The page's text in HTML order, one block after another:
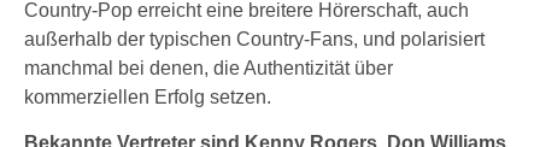
Country-Pop erreicht eine breitere Hörerschaft, auch
außerhalb der typischen Country-Fans, und polarisiert
manchmal bei denen, die Authentizität über
kommerziellen Erfolg setzen.